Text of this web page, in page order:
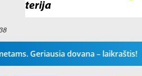
dovana – laikraštis!